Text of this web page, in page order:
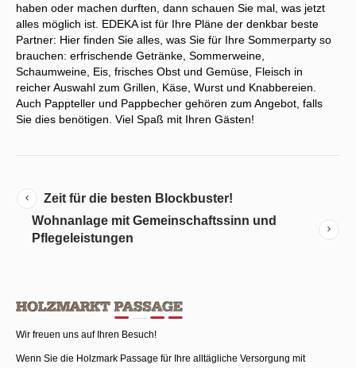
haben oder machen durften, dann schauen Sie mal, was jetzt
alles möglich ist. EDEKA ist für Ihre Pläne der denkbar beste
Partner: Hier finden Sie alles, was Sie für Ihre Sommerparty so
brauchen: erfrischende Getränke, Sommerweine,
Schaumweine, Eis, frisches Obst und Gemüse, Fleisch in
reicher Auswahl zum Grillen, Käse, Wurst und Knabbereien.
Auch Pappteller und Pappbecher gehören zum Angebot, falls
Sie dies benötigen. Viel Spaß mit Ihren Gästen!
Zeit für die besten Blockbuster!
Wohnanlage mit Gemeinschaftssinn und
Pflegeleistungen
Wir freuen uns auf Ihren Besuch!
Wenn Sie die Holzmark Passage für Ihre alltägliche Versorgung mit